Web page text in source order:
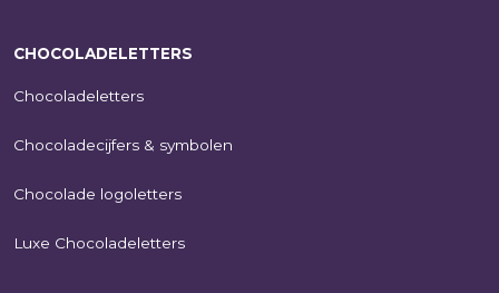
CHOCOLADELETTERS
Chocoladeletters
Chocoladecijfers & symbolen
Chocolade logoletters
Luxe Chocoladeletters